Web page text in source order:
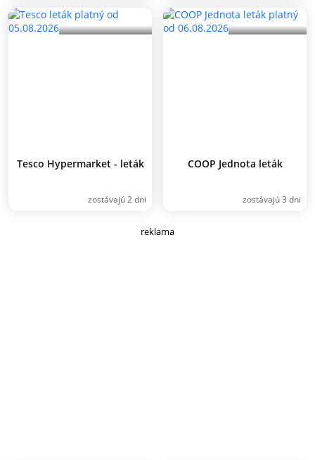
Tesco Hypermarket - leták
zostávajú 2 dni
COOP Jednota leták
zostávajú 3 dni
reklama